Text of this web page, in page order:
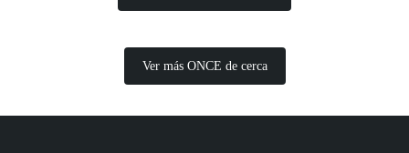
Ver más ONCE de cerca